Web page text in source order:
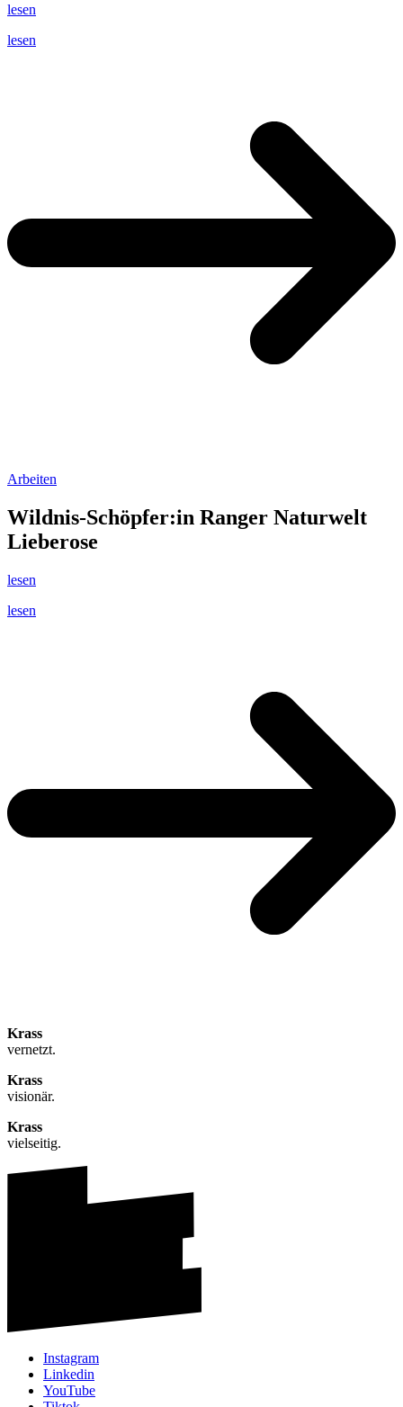
lesen
lesen
Arbeiten
Wildnis-Schöpfer:in Ranger Naturwelt
Lieberose
lesen
lesen
Krass
vernetzt.
Krass
visionär.
Krass
vielseitig.
Instagram
Linkedin
YouTube